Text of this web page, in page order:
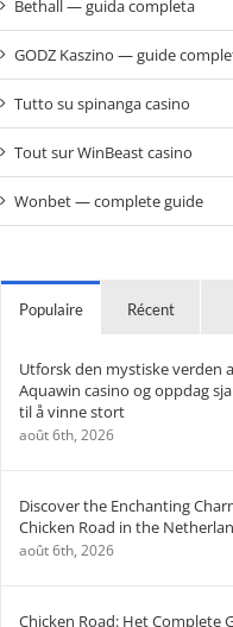
Bethall — guida completa
GODZ Kaszino — guide
Tutto su spinanga casino
Tout sur WinBeast casino
Wonbet — complete guide
Populaire Récent
Utforsk den mystiske verden
Aquawin casino og oppdag
til å vinne stort
août 6th, 2026
Discover the Enchanting
Chicken Road in the
août 6th, 2026
Chicken Road: Het Complete